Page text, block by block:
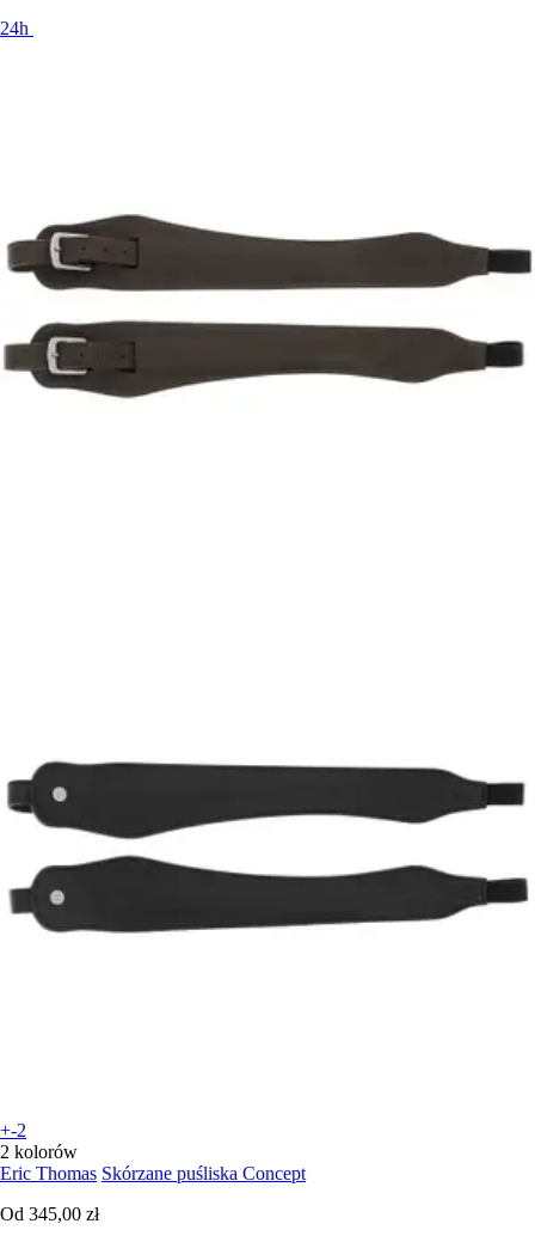
24h
+-2
2 kolorów
Eric Thomas Skórzane puśliska Concept
Od 345,00 zł